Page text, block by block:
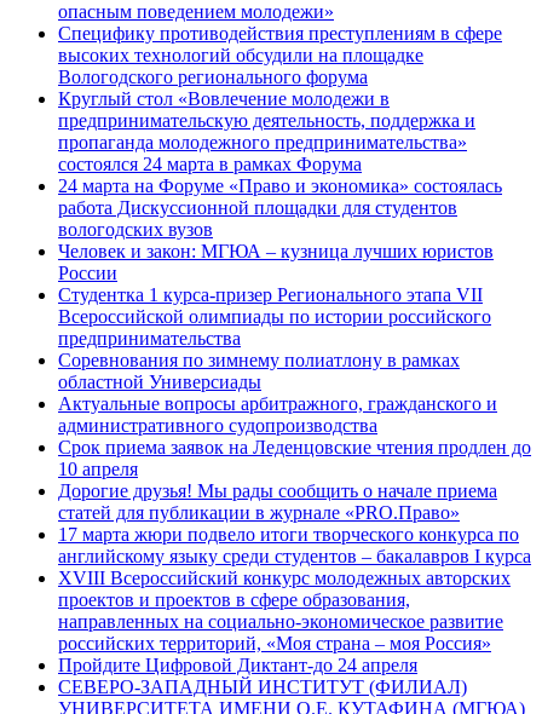
опасным поведением молодежи»
Специфику противодействия преступлениям в сфере
высоких технологий обсудили на площадке
Вологодского регионального форума
Круглый стол «Вовлечение молодежи в
предпринимательскую деятельность, поддержка и
пропаганда молодежного предпринимательства»
состоялся 24 марта в рамках Форума
24 марта на Форуме «Право и экономика» состоялась
работа Дискуссионной площадки для студентов
вологодских вузов
Человек и закон: МГЮА – кузница лучших юристов
России
Студентка 1 курса-призер Регионального этапа VII
Всероссийской олимпиады по истории российского
предпринимательства
Соревнования по зимнему полиатлону в рамках
областной Универсиады
Актуальные вопросы арбитражного, гражданского и
административного судопроизводства
Срок приема заявок на Леденцовские чтения продлен до
10 апреля
Дорогие друзья! Мы рады сообщить о начале приема
статей для публикации в журнале «PRO.Право»
17 марта жюри подвело итоги творческого конкурса по
английскому языку среди студентов – бакалавров I курса
XVIII Всероссийский конкурс молодежных авторских
проектов и проектов в сфере образования,
направленных на социально-экономическое развитие
российских территорий, «Моя страна – моя Россия»
Пройдите Цифровой Диктант-до 24 апреля
СЕВЕРО-ЗАПАДНЫЙ ИНСТИТУТ (ФИЛИАЛ)
УНИВЕРСИТЕТА ИМЕНИ О.Е. КУТАФИНА (МГЮА)